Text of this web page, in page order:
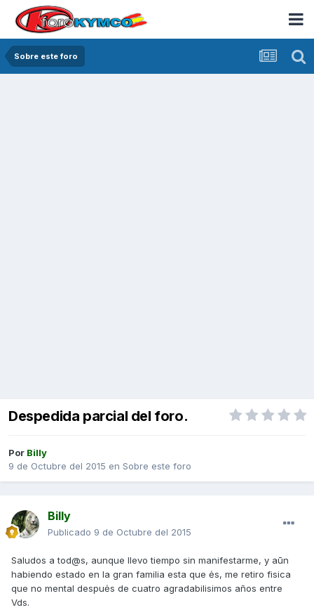
Sobre este foro
Despedida parcial del foro.
Por Billy
9 de Octubre del 2015 en Sobre este foro
Billy
Publicado 9 de Octubre del 2015
Saludos a tod@s, aunque llevo tiempo sin manifestarme, y aūn
habiendo estado en la gran familia esta que ės, me retiro fisica
que no mental despuės de cuatro agradabilisimos años entre
Vds.